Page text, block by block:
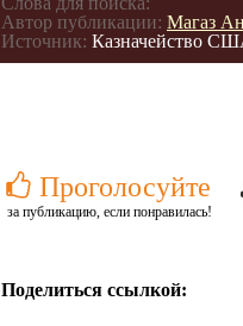
Автор публикации: Магаз
Источник: Казначейство
Проголосуйте
за публикацию, если понравилась!
Поделиться ссылкой: